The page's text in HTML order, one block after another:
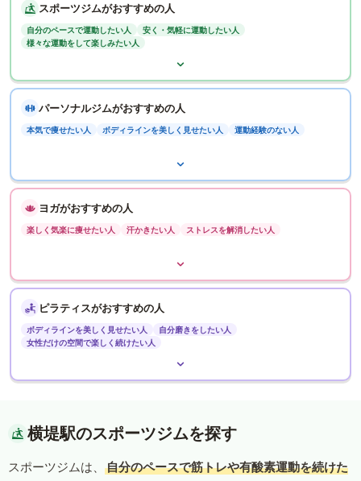
スポーツジムがおすすめの人
自分のペースで運動したい人
安く・気軽に運動したい人
様々な運動をして楽しみたい人
パーソナルジムがおすすめの人
本気で痩せたい人 ボディラインを美しく見せたい人 運動経験のない人
ヨガがおすすめの人
楽しく気楽に痩せたい人 汗かきたい人 ストレスを解消したい人
ピラティスがおすすめの人
ボディラインを美しく見せたい人
自分磨きをしたい人
女性だけの空間で楽しく続けたい人
横堤駅のスポーツジムを探す
スポーツジムは、
自分のペースで筋トレや有酸素運動を続けた